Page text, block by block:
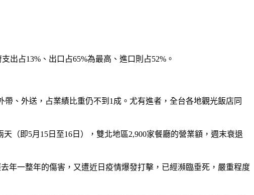
出占13%、出口占65%為最高、進口則占52%。
、外送，占業績比重仍不到1成。尤有進者，全台各地觀光飯店同
（即5月15日至16日），雙北地區2,900家餐廳的營業額，週末衰退
年一整年的傷害，又遭近日疫情爆發打擊，已經瀕臨垂死，嚴重程度